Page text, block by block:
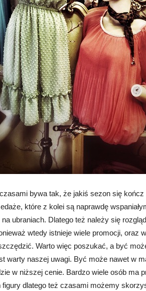
bywa tak, że jakiś sezon się
które z kolei są naprawdę
ubraniach. Dlatego też należy się
wtedy istnieje wiele promocji, oraz
Warto więc poszukać, a być
warty naszej uwagi. Być może nawet w
w niższej cenie. Bardzo wiele osób ma
figury dlatego też czasami możemy